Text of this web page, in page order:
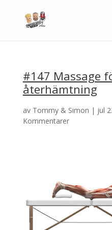
#147 Massage
återhämtning
av Tommy & Simon | jul
Kommentarer